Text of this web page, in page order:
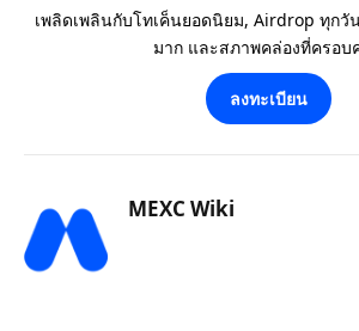
เพลิดเพลินกับโทเค็นยอดนิยม, Airdrop ทุกวั
มาก และสภาพคล่องที่ครอบ
ลงทะเบียน
MEXC Wiki